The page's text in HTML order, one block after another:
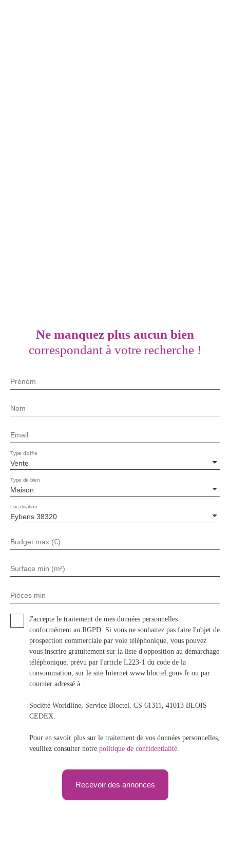
Ne manquez plus aucun bien
correspondant à votre recherche !
Prénom
Nom
Email
Vente
Type d'offre
Maison
Type de bien
Eybens 38320
Localisation
Budget max (€)
Surface min (m²)
Pièces min
J'accepte le traitement de mes données personnelles
conformément au RGPD. Si vous ne souhaitez pas faire l'objet de
prospection commerciale par voie téléphonique, vous pouvez
vous inscrire gratuitement sur la liste d'opposition au démarchage
téléphonique, prévu par l'article L223-1 du code de la
consommation, sur le site Internet www.bloctel.gouv.fr ou par
courrier adressé à :
Société Worldline, Service Bloctel, CS 61311, 41013 BLOIS
CEDEX.
Pour en savoir plus sur le traitement de vos données personnelles,
veuillez consulter notre politique de confidentialité.
Recevoir des annonces